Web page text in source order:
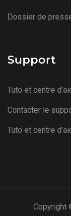
Dossier de
Support
Tuto et centre
Contacter le
Tuto et centre
Copyright